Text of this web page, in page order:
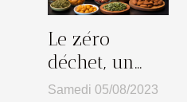
Le zéro
déchet, un
mode de vie à
Samedi 05/08/2023